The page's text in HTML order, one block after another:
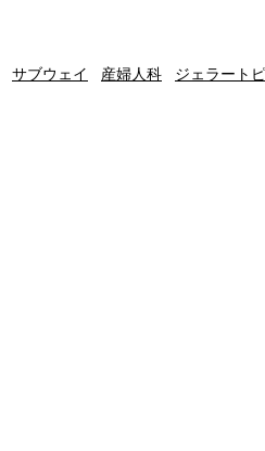
サブウェイ 産婦人科 ジェラート